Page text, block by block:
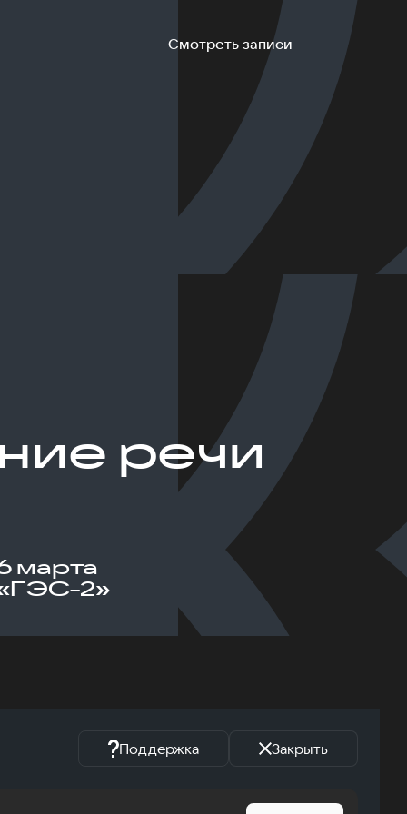
Смотреть записи
речи
марта
2»
Поддержка Закрыть